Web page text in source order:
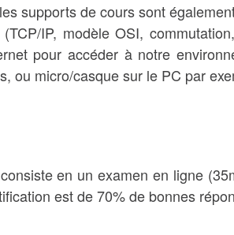
supports de cours sont
IP, modèle OSI,
pour accéder à notre
ou micro/casque sur le PC par
en un examen en ligne
est de 70% de bonnes